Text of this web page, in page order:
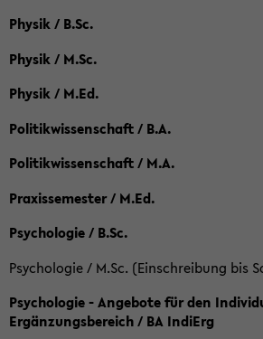
Physik / B.Sc.
Physik / M.Sc.
Physik / M.Ed.
Politikwissenschaft / B.A.
Politikwissenschaft / M.A.
Praxissemester / M.Ed.
Psychologie / B.Sc.
Psychologie / M.Sc. (Einschreibung bis
Psychologie - Angebote für den
Ergänzungsbereich / BA IndiErg